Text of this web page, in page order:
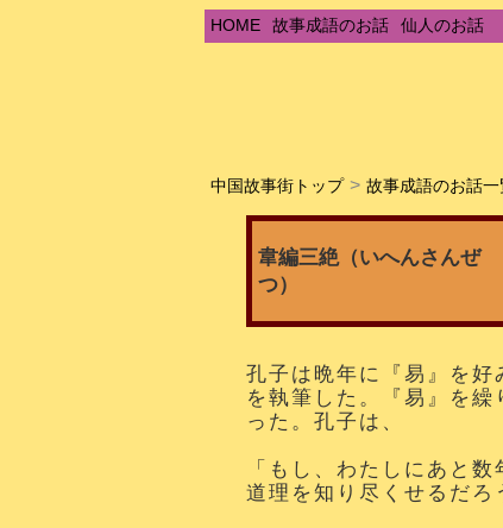
HOME 故事成語のお話 仙人のお話
中国故事街トップ 故事成語のお話一
韋編三絶（いへんさんぜ
つ）
孔子は晩年に『易』を好
を執筆した。『易』を
った。孔子は、
「もし、わたしにあと
道理を知り尽くせるだろ